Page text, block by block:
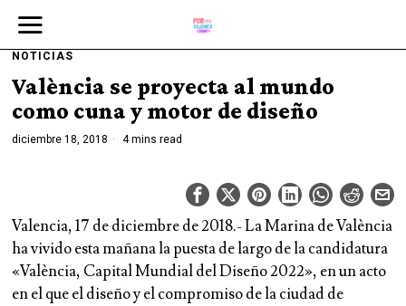
NOTICIAS
València se proyecta al mundo
como cuna y motor de diseño
diciembre 18, 2018 4 mins read
Valencia, 17 de diciembre de 2018.- La Marina de València
ha vivido esta mañana la puesta de largo de la candidatura
«València, Capital Mundial del Diseño 2022», en un acto
en el que el diseño y el compromiso de la ciudad de